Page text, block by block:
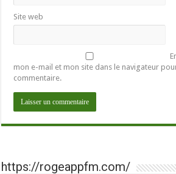
Site web
mon e-mail et mon site dans le navigateur
commentaire.
https://rogeappfm.com/